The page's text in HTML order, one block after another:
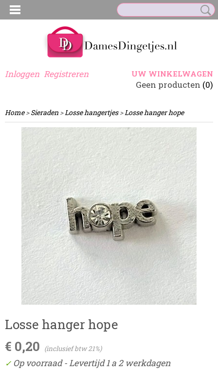
Inloggen Registreren UW WINKELWAGEN
Geen producten (0)
Home>Sieraden >Losse hangertjes>Losse hanger hope
Losse hanger hope
€ 0,20
(inclusief btw 21%)
✓ Op voorraad- Levertijd 1 a 2 werkdagen